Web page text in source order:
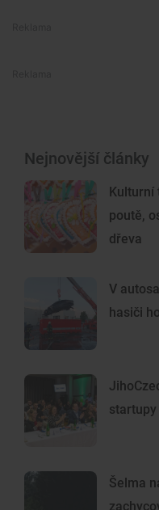
Nejnovější články
Kulturní
poutě,
dřeva
V
hasiči
startupy
Šelma